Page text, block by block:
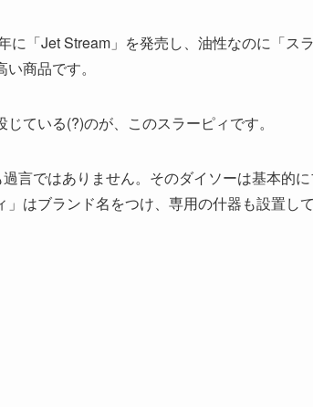
に「Jet Stream」を発売し、油性なのに「ス
商品です。
ている(?)のが、このスラーピィです。
言ではありません。そのダイソーは基本的
はブランド名をつけ、専用の什器も設置し